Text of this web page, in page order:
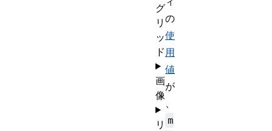
の
使
用
値
が
、
m
グ
リ
ッ
ド
画
像
リ